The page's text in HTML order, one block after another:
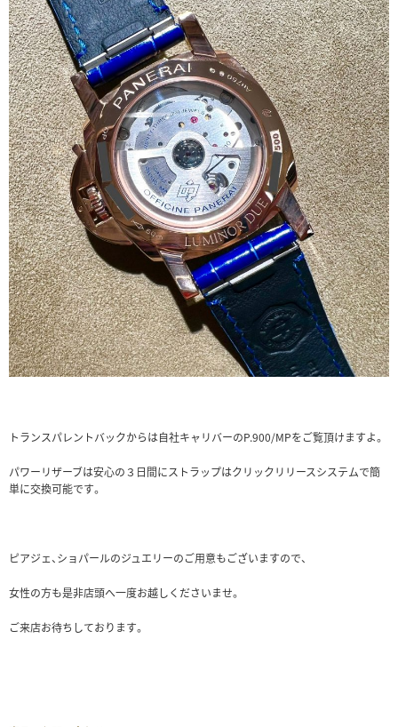
トランスパレントバックからは自社キャリバーのP.900/MPをご覧頂けますよ。
パワーリザーブは安心の３日間にストラップはクリックリリースシステムで簡
単に交換可能です。
ピアジェ、ショパールのジュエリーのご用意もございますので、
女性の方も是非店頭へ一度お越しくださいませ。
ご来店お待ちしております。